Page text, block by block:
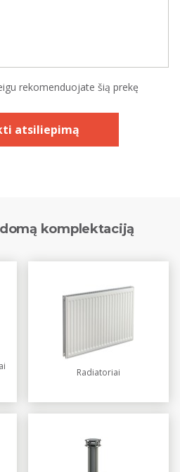
rekomenduojate šią prekę
atsiliepimą
komplektaciją
Radiatoriai